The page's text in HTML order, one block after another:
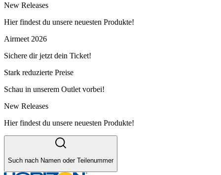
New Releases
Hier findest du unsere neuesten Produkte!
Airmeet 2026
Sichere dir jetzt dein Ticket!
Stark reduzierte Preise
Schau in unserem Outlet vorbei!
New Releases
Hier findest du unsere neuesten Produkte!
Such nach Namen oder Teilenummer